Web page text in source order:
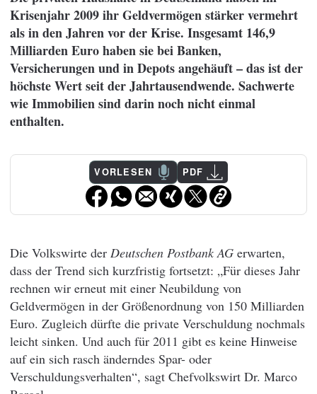
Krisenjahr 2009 ihr Geldvermögen stärker vermehrt
als in den Jahren vor der Krise. Insgesamt 146,9
Milliarden Euro haben sie bei Banken,
Versicherungen und in Depots angehäuft – das ist der
höchste Wert seit der Jahrtausendwende. Sachwerte
wie Immobilien sind darin noch nicht einmal
enthalten.
VORLESEN PDF
Die Volkswirte der Deutschen Postbank AG erwarten,
dass der Trend sich kurzfristig fortsetzt: „Für dieses Jahr
rechnen wir erneut mit einer Neubildung von
Geldvermögen in der Größenordnung von 150 Milliarden
Euro. Zugleich dürfte die private Verschuldung nochmals
leicht sinken. Und auch für 2011 gibt es keine Hinweise
auf ein sich rasch änderndes Spar- oder
Verschuldungsverhalten“, sagt Chefvolkswirt Dr. Marco